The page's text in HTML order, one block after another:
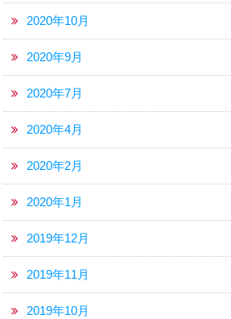
2020年10月
2020年9月
2020年7月
2020年4月
2020年2月
2020年1月
2019年12月
2019年11月
2019年10月